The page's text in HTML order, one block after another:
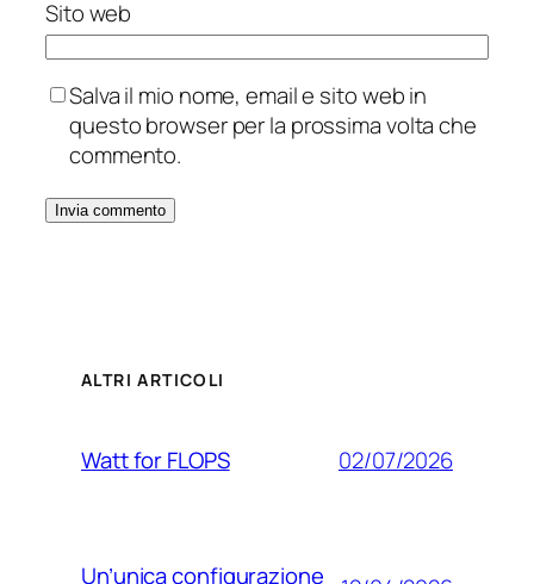
Sito web
Salva il mio nome, email e sito web in
questo browser per la prossima volta che
commento.
ALTRI ARTICOLI
Watt for FLOPS 02/07/2026
Un’unica configurazione